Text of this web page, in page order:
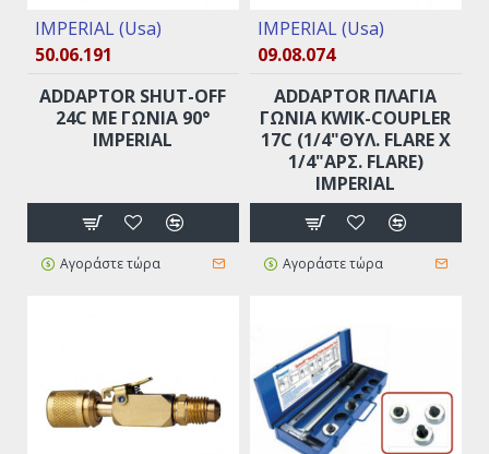
IMPERIAL (Usa)
50.06.191
ADDAPTOR SHUT-OFF
24C ΜΕ ΓΩΝΙΑ 90°
IMPERIAL
Αγοράστε τώρα
IMPERIAL (Usa)
09.08.074
ADDAPTOR ΠΛΑΓΙΑ
ΓΩΝΙΑ KWIK-COUPLER
17C (1/4"ΘΥΛ. FLARE X
1/4"ΑΡΣ. FLARE)
ΙΜΡΕRIAL
Αγοράστε τώρα